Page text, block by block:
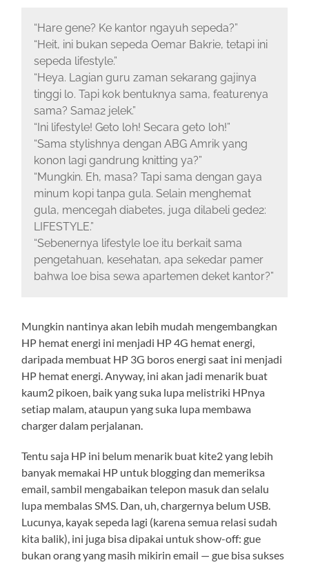
“Hare gene? Ke kantor ngayuh sepeda?”
“Heit, ini bukan sepeda Oemar Bakrie, tetapi ini
sepeda lifestyle.”
“Heya. Lagian guru zaman sekarang gajinya
tinggi lo. Tapi kok bentuknya sama, featurenya
sama? Sama2 jelek.”
“Ini lifestyle! Geto loh! Secara geto loh!”
“Sama stylishnya dengan ABG Amrik yang
konon lagi gandrung knitting ya?”
“Mungkin. Eh, masa? Tapi sama dengan gaya
minum kopi tanpa gula. Selain menghemat
gula, mencegah diabetes, juga dilabeli gede2:
LIFESTYLE.”
“Sebenernya lifestyle loe itu berkait sama
pengetahuan, kesehatan, apa sekedar pamer
bahwa loe bisa sewa apartemen deket kantor?”
Mungkin nantinya akan lebih mudah mengembangkan
HP hemat energi ini menjadi HP 4G hemat energi,
daripada membuat HP 3G boros energi saat ini menjadi
HP hemat energi. Anyway, ini akan jadi menarik buat
kaum2 pikoen, baik yang suka lupa melistriki HPnya
setiap malam, ataupun yang suka lupa membawa
charger dalam perjalanan.
Tentu saja HP ini belum menarik buat kite2 yang lebih
banyak memakai HP untuk blogging dan memeriksa
email, sambil mengabaikan telepon masuk dan selalu
lupa membalas SMS. Dan, uh, chargernya belum USB.
Lucunya, kayak sepeda lagi (karena semua relasi sudah
kita balik), ini juga bisa dipakai untuk show-off: gue
bukan orang yang masih mikirin email — gue bisa sukses